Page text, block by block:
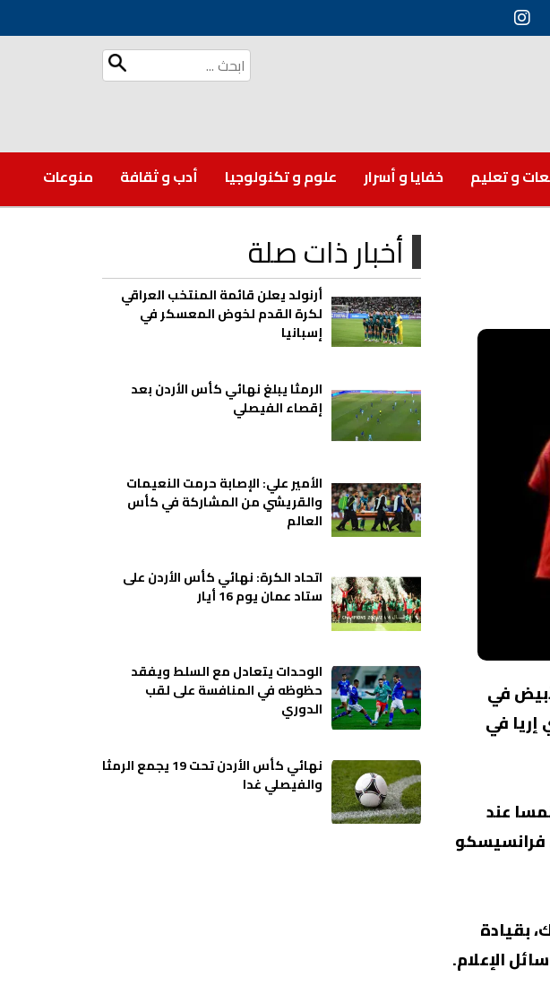
و تعليم خفايا و أسرار علوم و تكنولوجيا أدب و ثقافة منوعات
في
إريا في
2026 بمواجهة النمسا عند
على ستاد سان فرانسيسكو
بقيادة
الإعلام.
أخبار ذات صلة
أرنولد يعلن قائمة المنتخب العراقي
لكرة القدم لخوض المعسكر في
إسبانيا
الرمثا يبلغ نهائي كأس الأردن بعد
إقصاء الفيصلي
الأمير علي: الإصابة حرمت النعيمات
والقريشي من المشاركة في كأس
العالم
اتحاد الكرة: نهائي كأس الأردن على
ستاد عمان يوم 16 أيار
الوحدات يتعادل مع السلط ويفقد
حظوظه في المنافسة على لقب
الدوري
نهائي كأس الأردن تحت 19 يجمع الرمثا
والفيصلي غدا